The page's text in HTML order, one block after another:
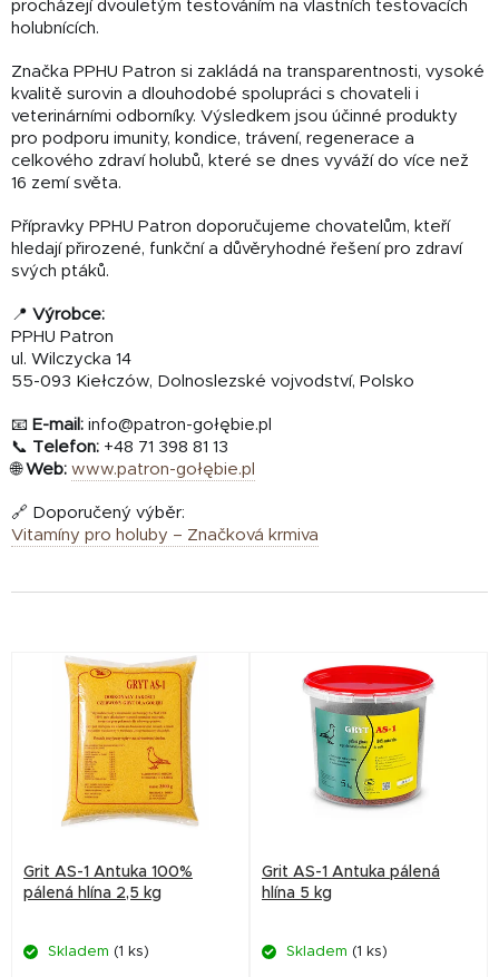
procházejí dvouletým testováním na vlastních testovacích
holubnících.
Značka PPHU Patron si zakládá na transparentnosti, vysoké
kvalitě surovin a dlouhodobé spolupráci s chovateli i
veterinárními odborníky. Výsledkem jsou účinné produkty
pro podporu imunity, kondice, trávení, regenerace a
celkového zdraví holubů, které se dnes vyváží do více než
16 zemí světa.
Přípravky PPHU Patron doporučujeme chovatelům, kteří
hledají přirozené, funkční a důvěryhodné řešení pro zdraví
svých ptáků.
📍 Výrobce:
PPHU Patron
ul. Wilczycka 14
55-093 Kiełczów, Dolnoslezské vojvodství, Polsko
📧 E-mail: info@patron-gołębie.pl
📞 Telefon: +48 71 398 81 13
🌐Web: www.patron-gołębie.pl
🔗 Doporučený výběr:
Vitamíny pro holuby – Značková krmiva
o
Grit AS-1 Antuka 100%
pálená hlína 2,5 kg
Skladem (1 ks)
Grit AS-1 Antuka pálená
hlína 5 kg
Skladem (1 ks)